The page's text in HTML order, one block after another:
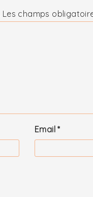
Les champs
Email*